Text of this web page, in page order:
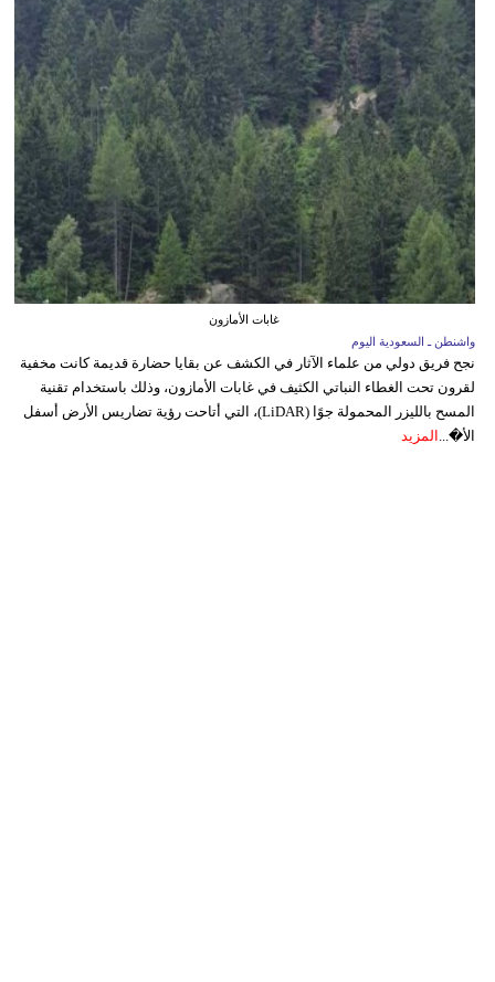
غابات الأمازون
واشنطن ـ السعودية اليوم
نجح فريق دولي من علماء الآثار في الكشف عن بقايا حضارة قديمة كانت مخفية
لقرون تحت الغطاء النباتي الكثيف في غابات الأمازون، وذلك باستخدام تقنية
المسح بالليزر المحمولة جوًا (LiDAR)، التي أتاحت رؤية تضاريس الأرض أسفل
الأ�... المزيد